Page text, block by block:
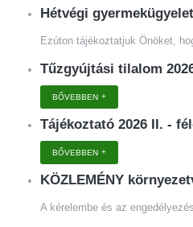
Hétvégi
Ezúton tájékoztatjuk Önöket,
Tűzgyújtási tilalom
BŐVEBBEN
Tájékoztató 2026 II. -
BŐVEBBEN
KÖZLEMÉNY
A kérelembe és az